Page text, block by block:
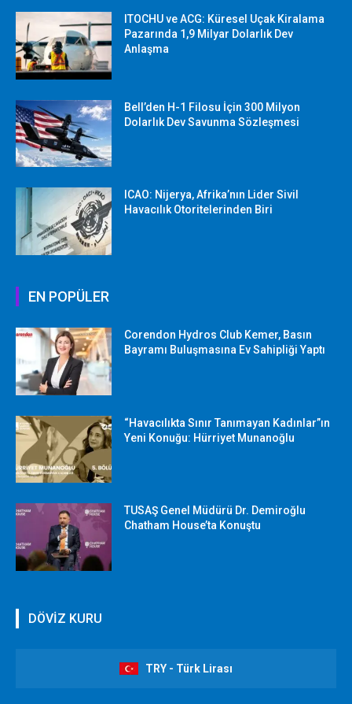
ITOCHU ve ACG: Küresel Uçak Kiralama
Pazarında 1,9 Milyar Dolarlık Dev
Anlaşma
Bell’den H-1 Filosu İçin 300 Milyon
Dolarlık Dev Savunma Sözleşmesi
ICAO: Nijerya, Afrika’nın Lider Sivil
Havacılık Otoritelerinden Biri
EN POPÜLER
Corendon Hydros Club Kemer, Basın
Bayramı Buluşmasına Ev Sahipliği Yaptı
“Havacılıkta Sınır Tanımayan Kadınlar”ın
Yeni Konuğu: Hürriyet Munanoğlu
TUSAŞ Genel Müdürü Dr. Demiroğlu
Chatham House’ta Konuştu
DÖVİZ KURU
TRY - Türk Lirası